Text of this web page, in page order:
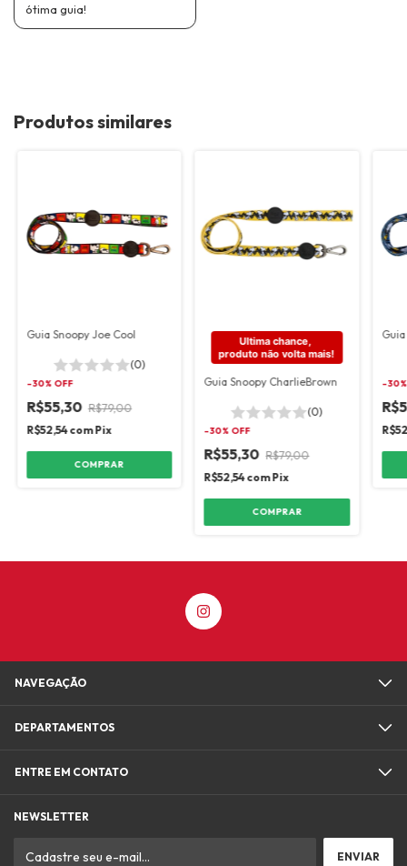
ótima guia!
Produtos similares
Guia Snoopy Joe Cool
(0)
-30% OFF
R$55,30 R$79,00
R$52,54com Pix
COMPRAR
Ultima chance,
produto não volta mais!
Guia Snoopy CharlieBrown
(0)
-30% OFF
R$55,30 R$79,00
R$52,54comPix
COMPRAR
-30
NAVEGAÇÃO
DEPARTAMENTOS
ENTRE EM CONTATO
NEWSLETTER